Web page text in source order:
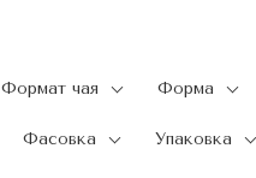
Формат чая Форма
Фасовка Упаковка